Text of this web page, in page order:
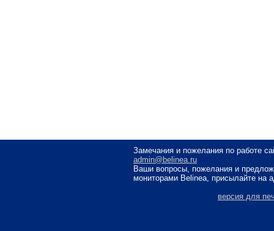
Замечания и пожелания по работе
admin@belinea.ru
Ваши вопросы, пожелания и
мониторами Belinea, присылайте на
версия для